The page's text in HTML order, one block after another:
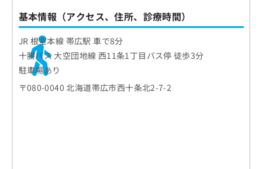
基本情報（アクセス、住所、診療時間）
JR 根室本線 帯広駅 車で8分
十勝バス 大空団地線 西11条1丁目バス停 徒歩3分
駐車場あり
〒080-0040 北海道帯広市西十条北2-7-2